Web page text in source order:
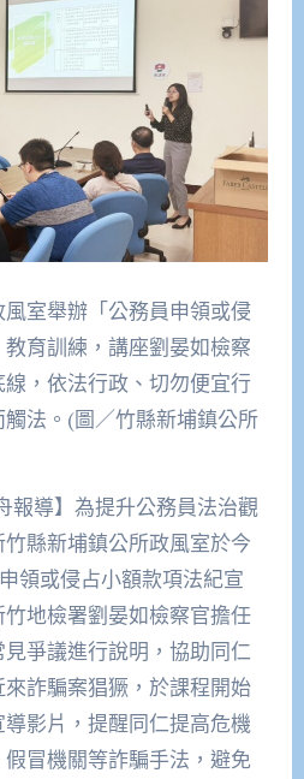
室舉辦「公務員申領或侵
育訓練，講座劉晏如檢察
，依法行政、切勿便宜行
法。(圖／竹縣新埔鎮公所
報導】為提升公務員法治觀
縣新埔鎮公所政風室於今
領或侵占小額款項法紀宣
地檢署劉晏如檢察官擔任
爭議進行說明，協助同仁
詐騙案猖獗，於課程開始
影片，提醒同仁提高危機
冒機關等詐騙手法，避免